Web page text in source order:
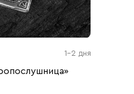
1-2 дня